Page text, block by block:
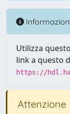
Utilizza
link a questo
https://
Attenzione